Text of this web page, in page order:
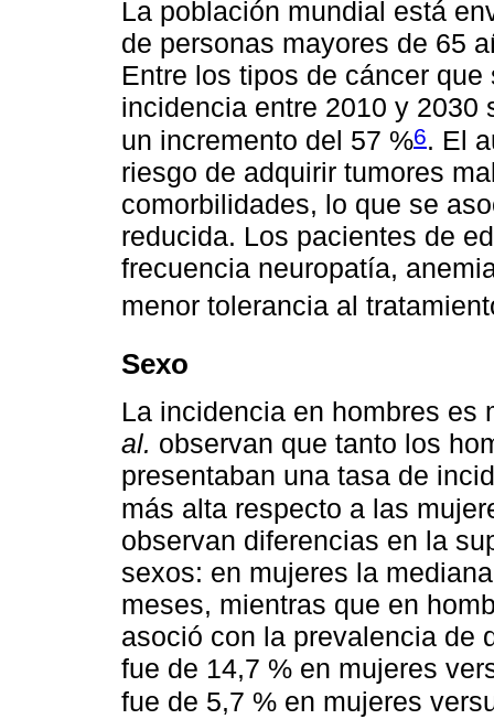
La población mundial está
de personas mayores de 65
Entre los tipos de cáncer
incidencia entre 2010 y 2030
un incremento del 57 %6. El
riesgo de adquirir tumores
comorbilidades, lo que se
reducida. Los pacientes de
frecuencia neuropatía,
menor tolerancia al
Sexo
La incidencia en hombres es
al. observan que tanto los
presentaban una tasa de
más alta respecto a las
observan diferencias en la
sexos: en mujeres la
meses, mientras que en
asoció con la prevalencia de
fue de 14,7 % en mujeres
fue de 5,7 % en mujeres